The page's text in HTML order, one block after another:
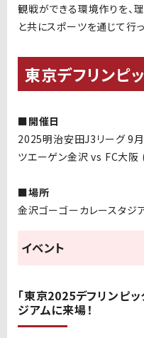
観戦ができる環境作りを、
と共にスポーツを通じて行っ
東京デフリンピ
■開催日
2025明治安田J3 リーグ9月
ツエーゲン金沢 vs FC大阪
■場所
金沢ゴーゴーカレースタジ
イベント
「東京2025デフリンピ
ジアムに来場！